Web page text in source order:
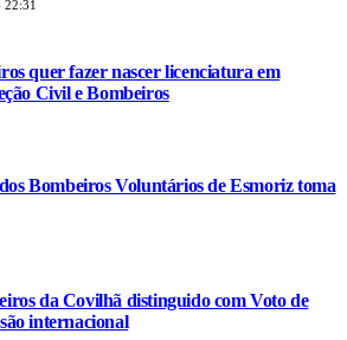
22:31
quer fazer nascer licenciatura em
Civil e Bombeiros
Bombeiros Voluntários de Esmoriz toma
da Covilhã distinguido com Voto de
internacional